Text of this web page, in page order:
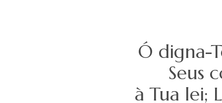
Ó digna-
Seus
à Tua lei;